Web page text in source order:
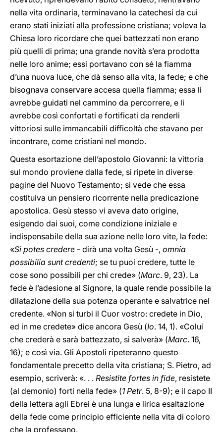
nella vita ordinaria, terminavano la catechesi da cui
erano stati iniziati alla professione cristiana; voleva la
Chiesa loro ricordare che quei battezzati non erano
più quelli di prima; una grande novità s’era prodotta
nelle loro anime; essi portavano con sé la fiamma
d’una nuova luce, che dà senso alla vita, la fede; e che
bisognava conservare accesa quella fiamma; essa li
avrebbe guidati nel cammino da percorrere, e li
avrebbe così confortati e fortificati da renderli
vittoriosi sulle immancabili difficoltà che stavano per
incontrare, come cristiani nel mondo.
Questa esortazione dell’apostolo Giovanni: la vittoria
sul mondo proviene dalla fede, si ripete in diverse
pagine del Nuovo Testamento; si vede che essa
costituiva un pensiero ricorrente nella predicazione
apostolica. Gesù stesso vi aveva dato origine,
esigendo dai suoi, come condizione iniziale e
indispensabile della sua azione nelle loro vite, la fede:
«Si potes credere - dirà una volta Gesù -, omnia
possibilia sunt credenti; se tu puoi credere, tutte le
cose sono possibili per chi crede» (Marc. 9, 23). La
fede è l’adesione al Signore, la quale rende possibile la
dilatazione della sua potenza operante e salvatrice nel
credente. «Non si turbi il Cuor vostro: credete in Dio,
ed in me credete» dice ancora Gesù (Io. 14, 1). «Colui
che crederà e sarà battezzato, si salverà» (Marc. 16,
16); e così via. Gli Apostoli ripeteranno questo
fondamentale precetto della vita cristiana; S. Pietro, ad
esempio, scriverà: «. . . Resistite fortes in fide, resistete
(al demonio) forti nella fede» (1 Petr. 5, 8-9); e il capo II
della lettera agli Ebrei è una lunga e lirica esaltazione
della fede come principio efficiente nella vita di coloro
che la professano.